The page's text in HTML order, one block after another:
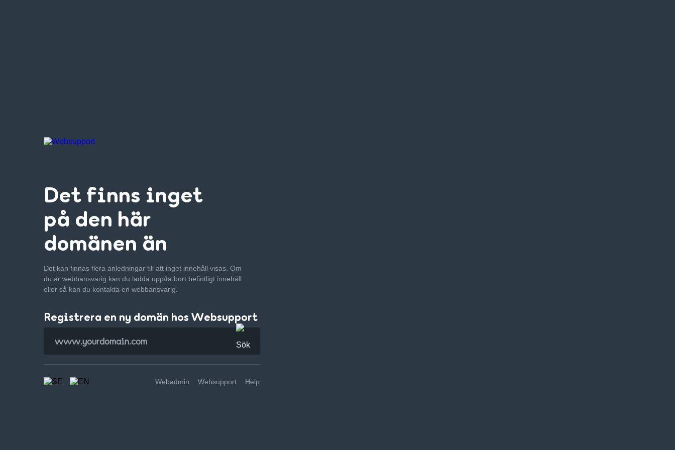
Det finns inget
på den här
domänen än
Det kan finnas flera anledningar till att inget innehåll visas. Om
du är webbansvarig kan du ladda upp/ta bort befintligt innehåll
eller så kan du kontakta en webbansvarig.
Registrera en ny domän hos Websupport
Webadmin Websupport Help